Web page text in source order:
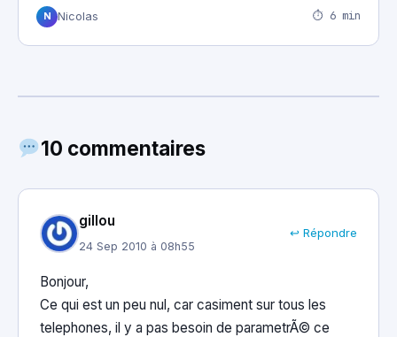
N Nicolas ⏱ 6 min
10 commentaires
gillou
24 Sep 2010 à 08h55
↩ Répondre
Bonjour,
Ce qui est un peu nul, car casiment sur tous les
telephones, il y a pas besoin de parametrÃ© ce